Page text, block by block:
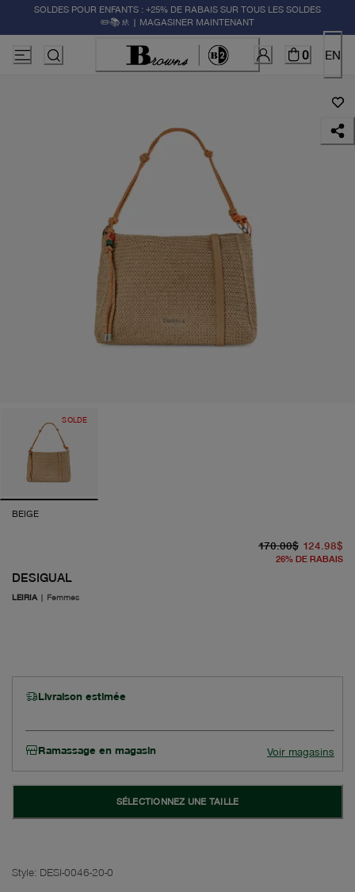
SOLDES POUR ENFANTS : +25% DE RABAIS SUR TOUS LES SOLDES
✏️📚🚸 | MAGASINER MAINTENANT
0 EN
SOLDE
BEIGE
DESIGUAL
LEIRIA | Femmes
170.00$ 124.98$
26% DE RABAIS
Livraison estimée
Ramassage en magasin Voir magasins
SÉLECTIONNEZ UNE TAILLE
Style: DESI-0046-20-0